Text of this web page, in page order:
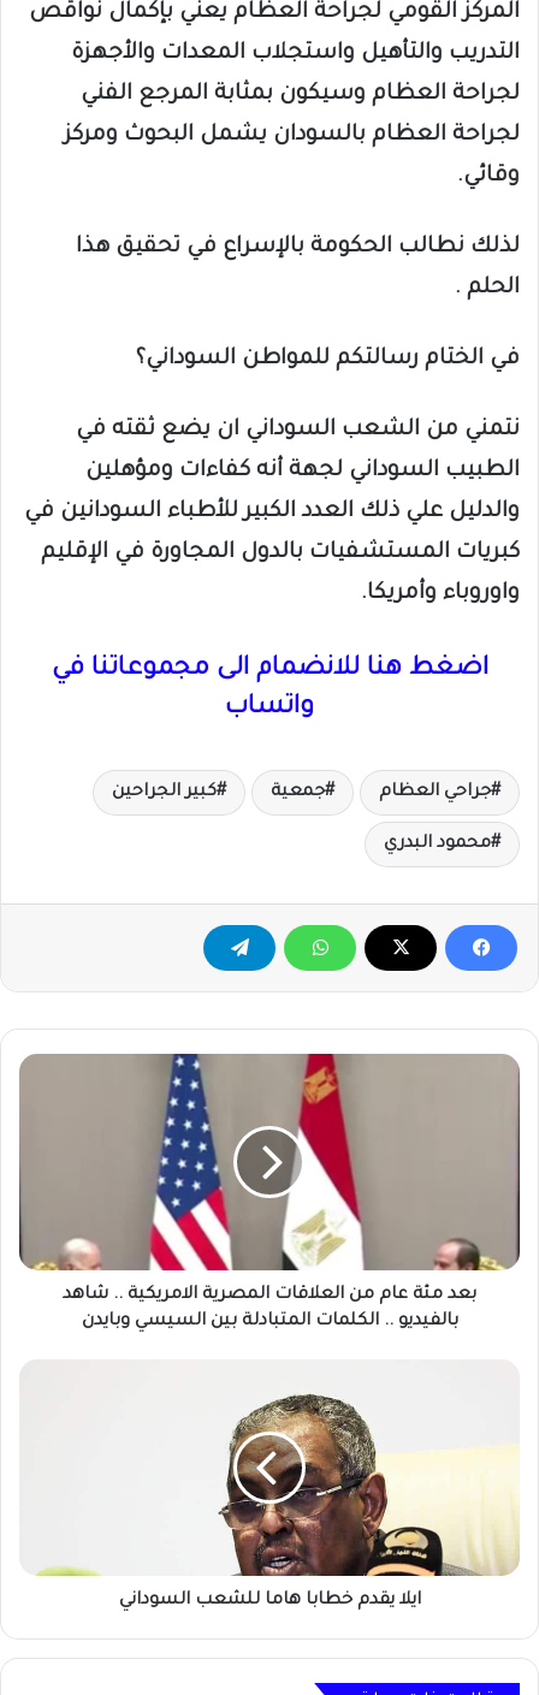
المركز القومي لجراحة العظام يعني بإكمال نواقص
التدريب والتأهيل واستجلاب المعدات والأجهزة
لجراحة العظام وسيكون بمثابة المرجع الفني
لجراحة العظام بالسودان يشمل البحوث ومركز
وقائي.
لذلك نطالب الحكومة بالإسراع في تحقيق هذا
الحلم .
في الختام رسالتكم للمواطن السوداني؟
نتمني من الشعب السوداني ان يضع ثقته في
الطبيب السوداني لجهة أنه كفاءات ومؤهلين
والدليل علي ذلك العدد الكبير للأطباء السودانين في
كبريات المستشفيات بالدول المجاورة في الإقليم
واوروباء وأمريكا.
اضغط هنا للانضمام الى مجموعاتنا في
واتساب
جراحي العظام جمعية كبير الجراحين
محمود البدري
بعد
شاهد
بالفيديو
وبايدن
بعد مئة عام من العلاقات المصرية الامريكية .. شاهد
بالفيديو .. الكلمات المتبادلة بين السيسي وبايدن
هاما
ايلا يقدم خطابا هاما للشعب السوداني